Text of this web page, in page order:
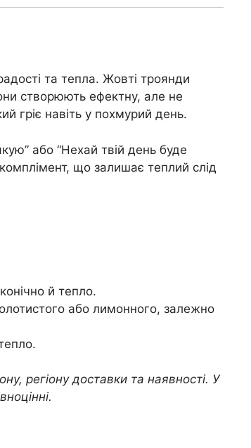
та тепла. Жовті троянди
створюють ефектну, але не
гріє навіть у похмурий день.
або “Нехай твій день буде
що залишає теплий слід
й тепло.
або лимонного, залежно
регіону доставки та наявності. У